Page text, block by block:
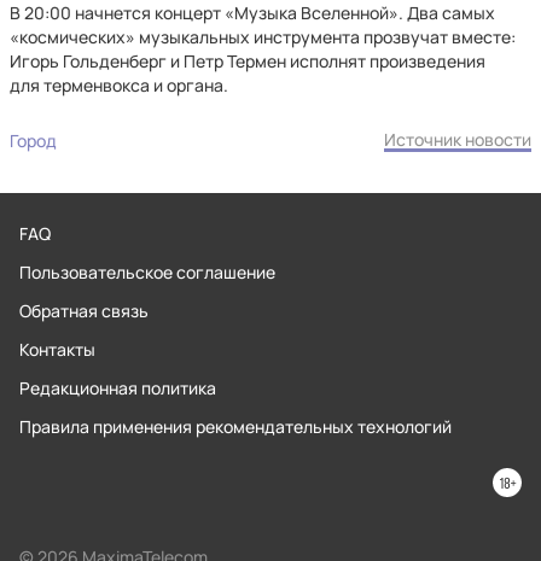
В 20:00 начнется концерт «Музыка Вселенной». Два самых
«космических» музыкальных инструмента прозвучат вместе:
Игорь Гольденберг и Петр Термен исполнят произведения
для терменвокса и органа.
Город Источник новости
FAQ
Пользовательское соглашение
Обратная связь
Контакты
Редакционная политика
Правила применения рекомендательных технологий